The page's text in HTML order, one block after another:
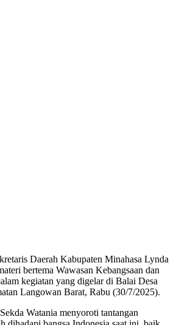
Daerah Kabupaten Minahasa Lynda
bertema Wawasan Kebangsaan dan
kegiatan yang digelar di Balai Desa
Langowan Barat, Rabu (30/7/2025).
Watania menyoroti tantangan